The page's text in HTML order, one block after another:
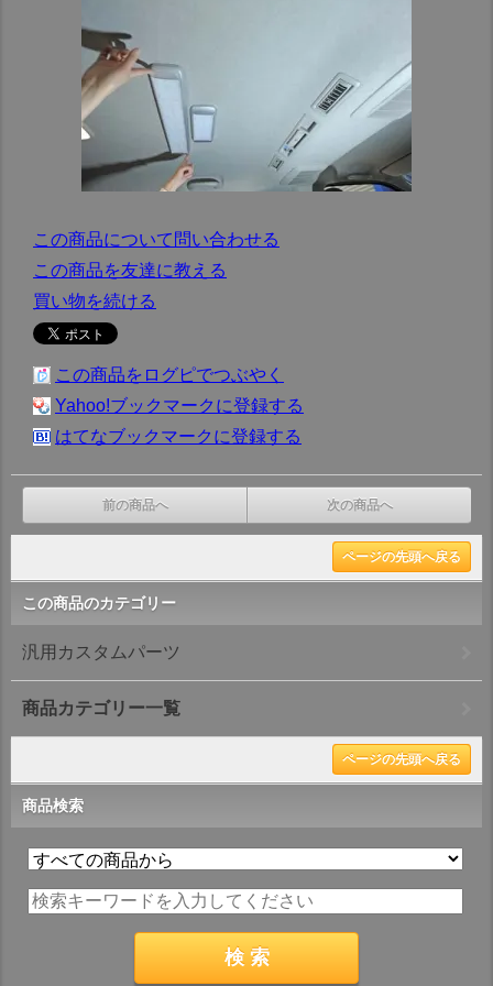
この商品について問い合わせる
この商品を友達に教える
買い物を続ける
この商品をログピでつぶやく
Yahoo!ブックマークに登録する
はてなブックマークに登録する
前の商品へ 次の商品へ
ページの先頭へ戻る
この商品のカテゴリー
汎用カスタムパーツ
商品カテゴリー一覧
ページの先頭へ戻る
商品検索